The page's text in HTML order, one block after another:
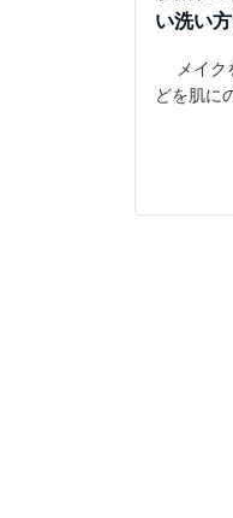
い洗い
メイク
どを肌に